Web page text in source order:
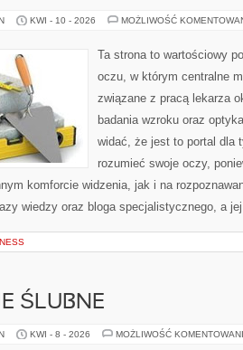
KWI - 10 - 2026 MOŻLIWOŚĆ
Ta strona to wartościowy
oczu, w którym centralne
związane z pracą lekarza
badania wzroku oraz
widać, że jest to portal dla
rozumieć swoje oczy,
komforcie widzenia, jak i na
wiedzy oraz bloga specjalistycznego, a
ŚLUBNE
KWI - 8 - 2026 MOŻLIWOŚĆ